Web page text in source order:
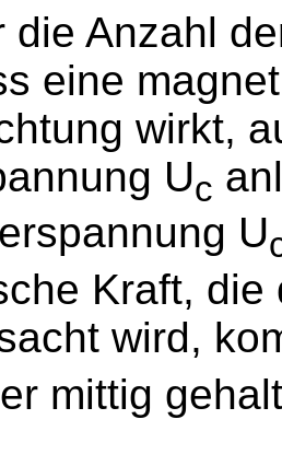
die Anzahl
eine
wirkt,
Uc
U
Kraft,
wird,
mittig